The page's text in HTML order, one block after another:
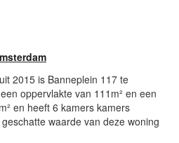
2015 is Banneplein 117 te
oppervlakte van 111m² en een
en heeft 6 kamers kamers
waarde van deze woning